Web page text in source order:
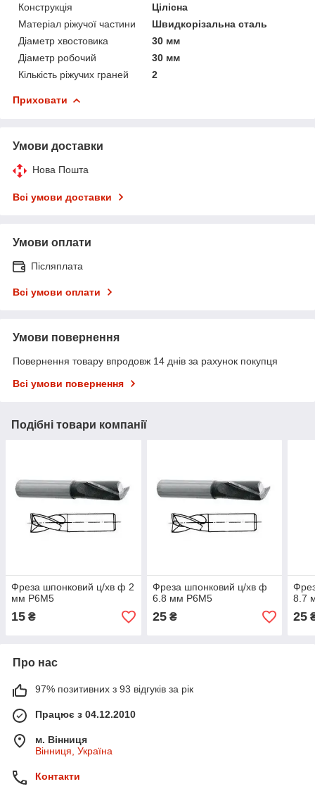
Конструкція
Цілісна
Матеріал ріжучої частини
Швидкорізальна сталь
Діаметр хвостовика
30 мм
Діаметр робочий
30 мм
Кількість ріжучих граней
2
Приховати
Умови доставки
Нова Пошта
Всі умови доставки
Умови оплати
Післяплата
Всі умови оплати
Умови повернення
Повернення товару впродовж 14 днів за рахунок покупця
Всі умови повернення
Подібні товари компанії
Фреза шпонковий ц/хв ф 2
мм Р6М5
15 ₴
Фреза шпонковий ц/хв ф
6.8 мм Р6М5
25₴
8.7
25
Про нас
97% позитивних з 93 відгуків за рік
Працює з 04.12.2010
м. Вінниця
Вінниця, Україна
Контакти